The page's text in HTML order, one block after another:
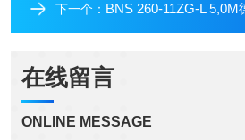
下一个： BNS 260-11ZG-L 5,0M德国施迈
在线留言
ONLINE MESSAGE